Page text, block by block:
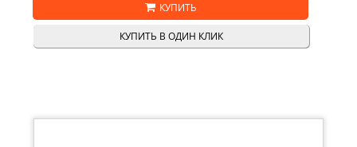
КУПИТЬ
КУПИТЬ В ОДИН КЛИК